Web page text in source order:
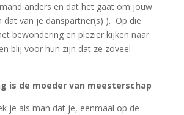
anders en dat het gaat om jouw
dat van je danspartner(s) ). Op die
bewondering en plezier kijken naar
blij voor hun zijn dat ze zoveel
is de moeder van meesterschap
je als man dat je, eenmaal op de